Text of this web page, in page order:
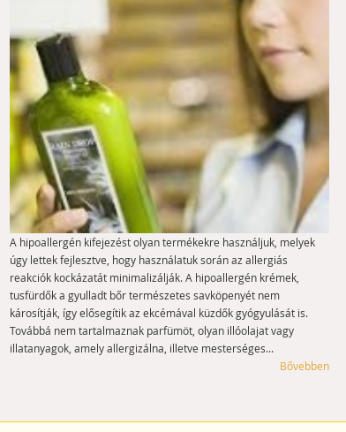
A hipoallergén kifejezést olyan termékekre használjuk, melyek
úgy lettek fejlesztve, hogy használatuk során az allergiás
reakciók kockázatát minimalizálják. A hipoallergén krémek,
tusfürdők a gyulladt bőr természetes savköpenyét nem
károsítják, így elősegítik az ekcémával küzdők gyógyulását is.
Továbbá nem tartalmaznak parfümöt, olyan illóolajat vagy
illatanyagok, amely allergizálna, illetve mesterséges...
Bővebben